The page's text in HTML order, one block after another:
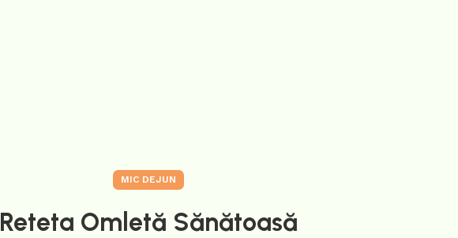
MIC DEJUN
Reteta Omletă Sănătoasă